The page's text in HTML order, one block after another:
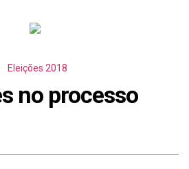
Eleições 2018
no processo